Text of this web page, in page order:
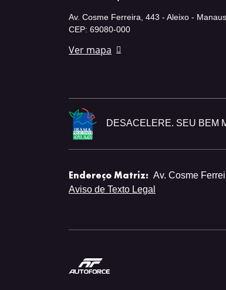
Av. Cosme Ferreira, 443 - Aleixo -
CEP: 69080-000
Ver mapa
DESACELERE. SEU BEM
Endereço Matriz: Av. Cosme
Aviso de Texto Legal